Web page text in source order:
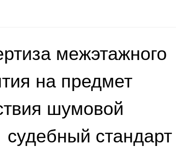
межэтажного
на предмет
шумовой
стандарт